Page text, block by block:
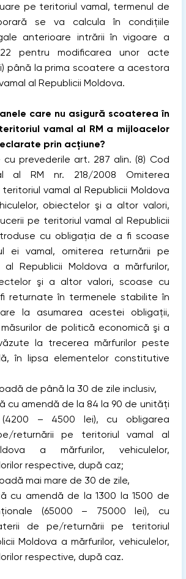
pe teritoriul vamal, termenul de
se va calcula în condiţiile
anterioare intrării în vigoare a
pentru modificarea unor acte
până la prima scoatere a acestora
al Republicii Moldova.
care nu asigură scoaterea în
vamal al RM a mijloacelor
prin acțiune?
prevederile art. 287 alin. (8) Cod
al RM nr. 218/2008 Omiterea
vamal al Republicii Moldova
obiectelor şi a altor valori,
pe teritoriul vamal al Republicii
cu obligaţia de a fi scoase
ei vamal, omiterea returnării pe
al Republicii Moldova a mărfurilor,
şi a altor valori, scoase cu
returnate în termenele stabilite în
la asumarea acestei obligaţii,
de politică economică şi a
la trecerea mărfurilor peste
în lipsa elementelor constitutive
de până la 30 de zile inclusiv,
cu amendă de la 84 la 90 de unităţi
(4200 – 4500 lei), cu obligarea
returnării pe teritoriul vamal al
a mărfurilor, vehiculelor,
respective, după caz;
mai mare de 30 de zile,
cu amendă de la 1300 la 1500 de
(65000 – 75000 lei), cu
de pe/returnării pe teritoriul
Moldova a mărfurilor, vehiculelor,
respective, după caz.